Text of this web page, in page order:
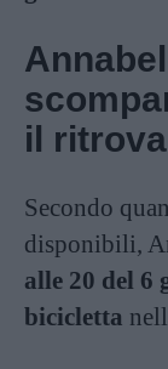
il
Secondo
disponibili,
alle 20 del 6
bicicletta